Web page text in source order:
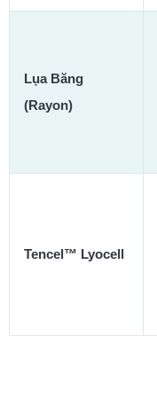
Lụa Băng
(Rayon)
Tencel™ Lyocell